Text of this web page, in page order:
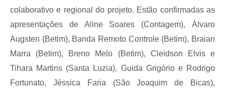
colaborativo e regional do projeto. Estão confirmadas as
apresentações de Aline Soares (Contagem), Álvaro
Augsten (Betim), Banda Remoto Controle (Betim), Braian
Marra (Betim), Breno Melo (Betim), Cleidson Elvis e
Tihara Martins (Santa Luzia), Guida Grigório e Rodrigo
Fortunato, Jéssica Faria (São Joaquim de Bicas),